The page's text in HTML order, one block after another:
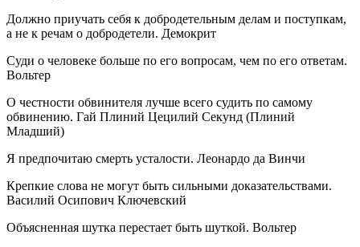
Должно приучать себя к добродетельным делам и поступкам,
а не к речам о добродетели. Демокрит
Суди о человеке больше по его вопросам, чем по его ответам.
Вольтер
О честности обвинителя лучше всего судить по самому
обвинению. Гай Плиний Цецилий Секунд (Плиний
Младший)
Я предпочитаю смерть усталости. Леонардо да Винчи
Крепкие слова не могут быть сильными доказательствами.
Василий Осипович Ключевский
Объясненная шутка перестает быть шуткой. Вольтер